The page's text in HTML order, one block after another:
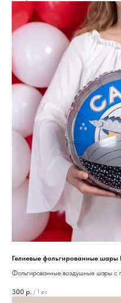
Гелиевые фольгированные
Фольгированные воздушные шары с
300 р. / 1 pc